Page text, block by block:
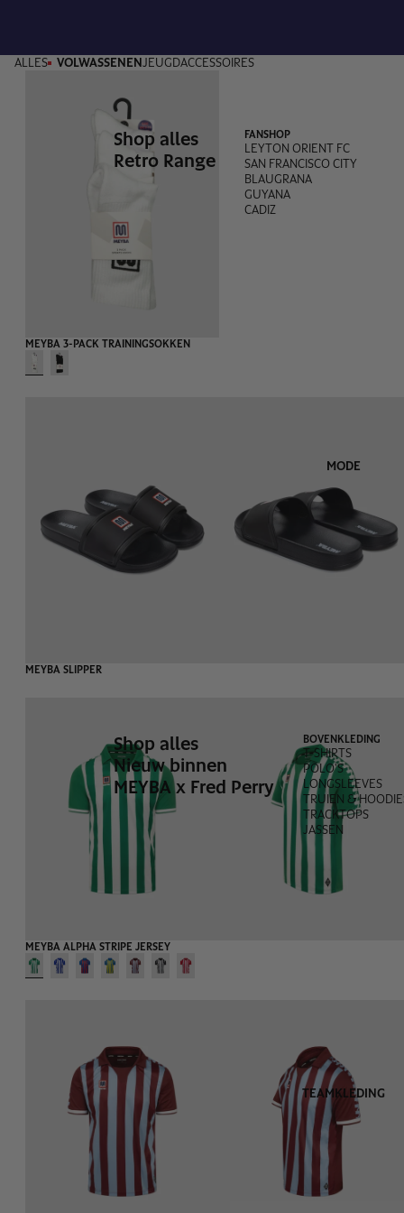
Shop alles
Retro Range
FANSHOP
LEYTON ORIENT FC
SAN FRANCISCO CITY
BLAUGRANA
GUYANA
CADIZ
MODE
Shop alles
Nieuw binnen
MEYBA x Fred Perry
BOVENKLEDING
T-SHIRTS
POLO'S
LONGSLEEVES
TRUIEN &
TRACKTOPS
JASSEN
TEAMKLEDING
ALLES VOLWASSENENJEUGDACCESSOIRES
MEYBA 3-PACK TRAININGSOKKEN
MEYBA SLIPPER
MEYBA ALPHA STRIPE JERSEY